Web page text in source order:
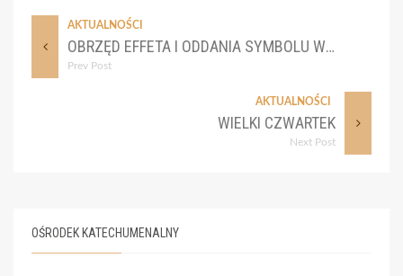
AKTUALNOŚCI
OBRZĘD EFFETA I ODDANIA SYMBOLU WIARY, 16.04.2025
Prev Post
AKTUALNOŚCI
WIELKI CZWARTEK
Next Post
OŚRODEK KATECHUMENALNY